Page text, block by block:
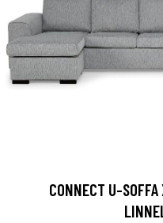
CONNECT U-